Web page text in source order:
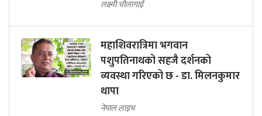
लक्ष्मी चौलागाईं
महाशिवरात्रिमा भगवान
पशुपतिनाथको सहजै दर्शनको
व्यवस्था गरिएको छ - डा. मिलनकुमार
थापा
नेपाल लाइभ